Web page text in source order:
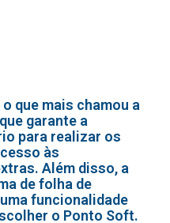
que mais chamou a
garante a
para realizar os
às
Além disso, a
de folha de
funcionalidade
o Ponto Soft.